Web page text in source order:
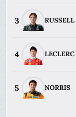
3 RUSSELL
4 LECLERC
5 NORRIS